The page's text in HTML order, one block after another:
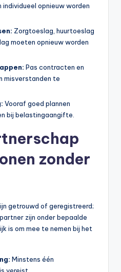
opnieuw worden
Zorgtoeslag, huurtoeslag
moeten opnieuw worden
Pas contracten en
misverstanden te
Vooraf goed plannen
bij belastingaangifte.
zonder
getrouwd of geregistreerd;
zijn onder bepaalde
is om mee te nemen bij het
Minstens één